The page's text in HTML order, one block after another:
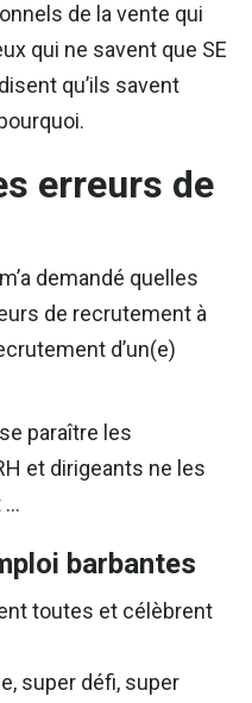
de la vente qui
qui ne savent que SE
qu’ils savent
erreurs de
demandé quelles
de recrutement à
d’un(e)
paraître les
et dirigeants ne les
…
barbantes
toutes et célèbrent
super défi, super